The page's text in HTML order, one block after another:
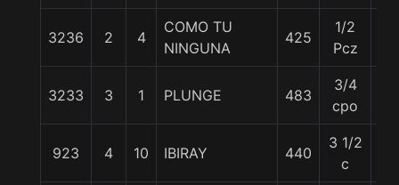
3236 2 4
COMO TU
NINGUNA
425
1/2
Pcz
3233 3 1 PLUNGE 483
3/4
cpo
923 4 10 IBIRAY 440
3 1/2
c